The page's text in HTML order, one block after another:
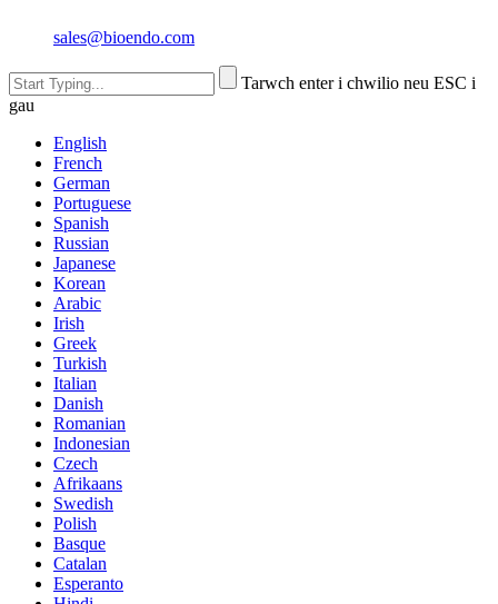
sales@bioendo.com
Tarwch enter i chwilio neu ESC i
gau
English
French
German
Portuguese
Spanish
Russian
Japanese
Korean
Arabic
Irish
Greek
Turkish
Italian
Danish
Romanian
Indonesian
Czech
Afrikaans
Swedish
Polish
Basque
Catalan
Esperanto